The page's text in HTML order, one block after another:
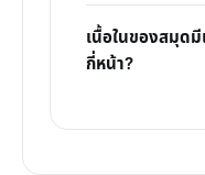
เนื้อในของสมุด
กี่หน้า?